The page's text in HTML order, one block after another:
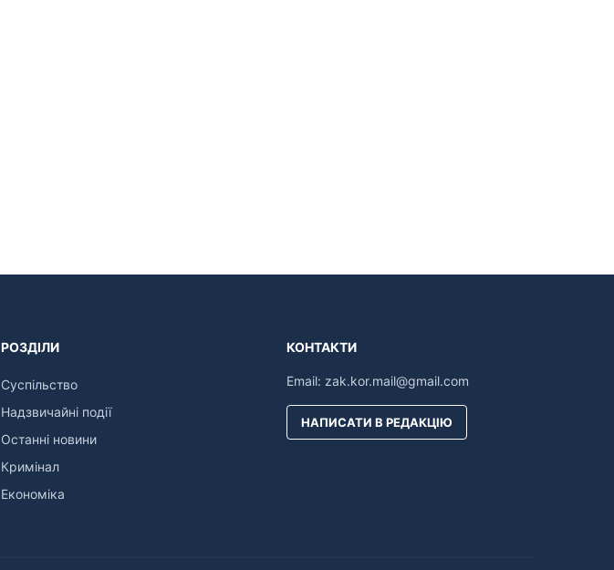
РОЗДІЛИ
Суспільство
Надзвичайні події
Останні новини
Кримінал
Економіка
КОНТАКТИ
Email: zak.kor.mail@gmail.com
НАПИСАТИ В РЕДАКЦІЮ